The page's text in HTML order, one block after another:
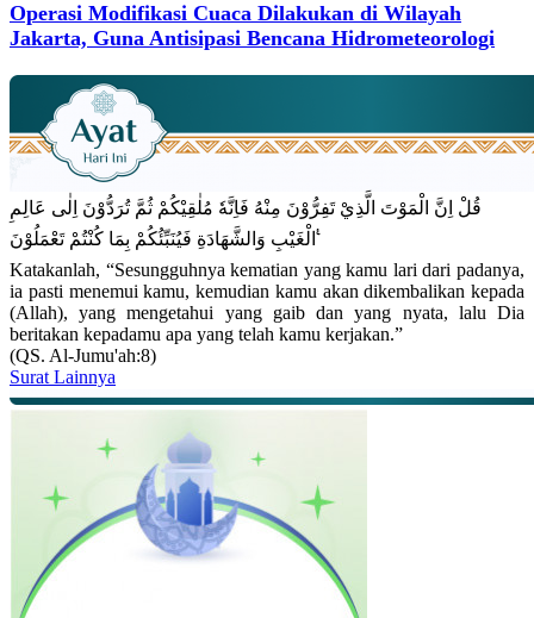
Operasi Modifikasi Cuaca Dilakukan di Wilayah
Jakarta, Guna Antisipasi Bencana Hidrometeorologi
قُلْ اِنَّ الْمَوْتَ الَّذِيْ تَفِرُّوْنَ مِنْهُ فَاِنَّهٗ مُلٰقِيْكُمْ ثُمَّ تُرَدُّوْنَ اِلٰى عَالِمِ
الْغَيْبِ وَالشَّهَادَةِ فَيُنَبِّئُكُمْ بِمَا كُنْتُمْ تَعْمَلُوْنَ ࣖ
Katakanlah, “Sesungguhnya kematian yang kamu lari dari padanya,
ia pasti menemui kamu, kemudian kamu akan dikembalikan kepada
(Allah), yang mengetahui yang gaib dan yang nyata, lalu Dia
beritakan kepadamu apa yang telah kamu kerjakan.”
(QS. Al-Jumu'ah:8)
Surat Lainnya